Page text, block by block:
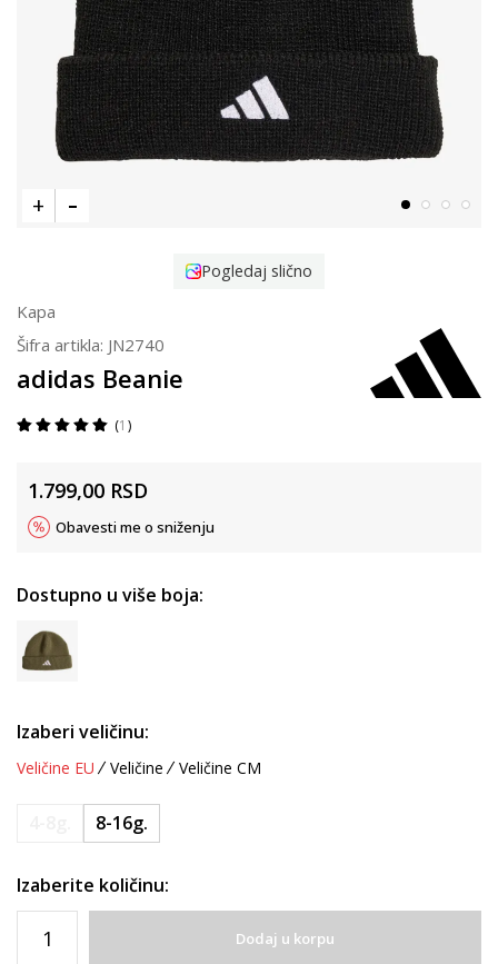
Pogledaj slično
Kapa
Šifra artikla: JN2740
adidas Beanie
1
1.799,00 RSD
Obavesti me o sniženju
Dostupno u više boja:
Izaberi veličinu:
Veličine EU Veličine Veličine CM
8-16g.
Izaberite količinu:
Dodaj u korpu